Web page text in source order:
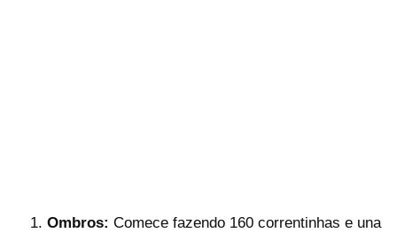
Ombros: Comece fazendo 160 correntinhas e una